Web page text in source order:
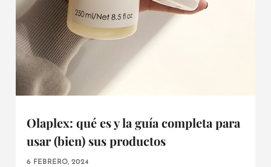
Olaplex: qué es y la guía completa para
usar (bien) sus productos
6 FEBRERO, 2024